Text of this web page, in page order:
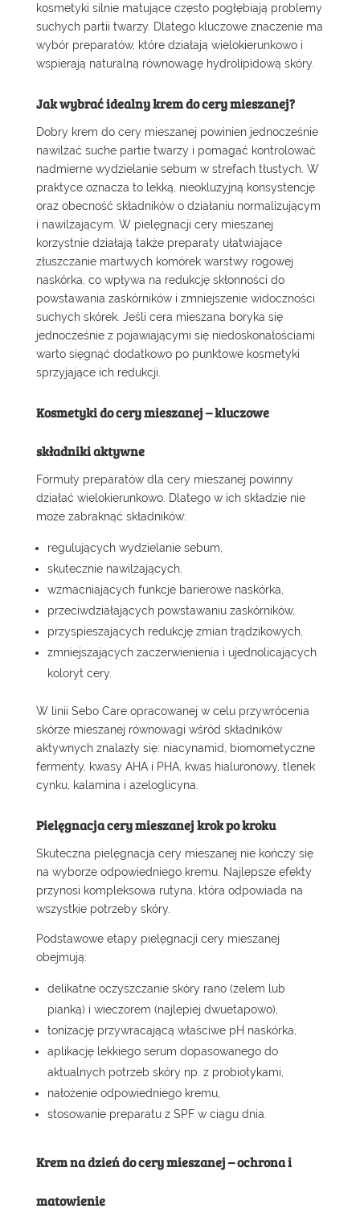
kosmetyki silnie matujące często pogłębiają problemy
suchych partii twarzy. Dlatego kluczowe znaczenie ma
wybór preparatów, które działają wielokierunkowo i
wspierają naturalną równowagę hydrolipidową skóry.
Jak wybrać idealny krem do cery mieszanej?
Dobry krem do cery mieszanej powinien jednocześnie
nawilżać suche partie twarzy i pomagać kontrolować
nadmierne wydzielanie sebum w strefach tłustych. W
praktyce oznacza to lekką, nieokluzyjną konsystencję
oraz obecność składników o działaniu normalizującym
i nawilżającym. W pielęgnacji cery mieszanej
korzystnie działają także preparaty ułatwiające
złuszczanie martwych komórek warstwy rogowej
naskórka, co wpływa na redukcję skłonności do
powstawania zaskórników i zmniejszenie widoczności
suchych skórek. Jeśli cera mieszana boryka się
jednocześnie z pojawiającymi się niedoskonałościami
warto sięgnąć dodatkowo po punktowe kosmetyki
sprzyjające ich redukcji.
Kosmetyki do cery mieszanej – kluczowe
składniki aktywne
Formuły preparatów dla cery mieszanej powinny
działać wielokierunkowo. Dlatego w ich składzie nie
może zabraknąć składników:
regulujących wydzielanie sebum,
skutecznie nawilżających,
wzmacniających funkcje barierowe naskórka,
przeciwdziałających powstawaniu zaskórników,
przyspieszających redukcję zmian trądzikowych,
zmniejszających zaczerwienienia i ujednolicających
koloryt cery.
W linii Sebo Careopracowanej w celu przywrócenia
skórze mieszanej równowagi wśród składników
aktywnych znalazły się: niacynamid, biomometyczne
fermenty, kwasy AHA i PHA, kwas hialuronowy, tlenek
cynku, kalamina i azeloglicyna.
Pielęgnacja cery mieszanej krok po kroku
Skuteczna pielęgnacja cery mieszanej nie kończy się
na wyborze odpowiedniego kremu. Najlepsze efekty
przynosi kompleksowa rutyna, która odpowiada na
wszystkie potrzeby skóry.
Podstawowe etapy pielęgnacji cery mieszanej
obejmują:
delikatne oczyszczanie skóry rano (żelem lub
pianką) i wieczorem (najlepiej dwuetapowo),
tonizacjęprzywracającą właściwe pH naskórka,
aplikację lekkiego serum dopasowanego do
aktualnych potrzeb skóry np. z probiotykami,
nałożenie odpowiedniego kremu,
stosowanie preparatu z SPFw ciągu dnia.
Krem na dzień do cery mieszanej – ochrona i
matowienie